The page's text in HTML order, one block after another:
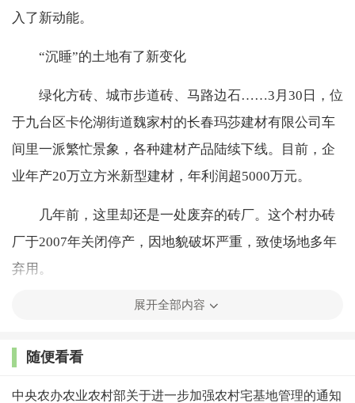
入了新动能。
“沉睡”的土地有了新变化
绿化方砖、城市步道砖、马路边石……3月30日，位
于九台区卡伦湖街道魏家村的长春玛莎建材有限公司车
间里一派繁忙景象，各种建材产品陆续下线。目前，企
业年产20万立方米新型建材，年利润超5000万元。
几年前，这里却还是一处废弃的砖厂。这个村办砖
厂于2007年关闭停产，因地貌破坏严重，致使场地多年
弃用。
农村集体经营性建设用地入市改革让这块废弃的土
基础上，实行与国有土地同权同价，集体、村民共同受
益，有利于集体经济的盘活与发展。”在这样的共识下，
展开全部内容
随便看看
中央农办农业农村部关于进一步加强农村宅基地管理的通知